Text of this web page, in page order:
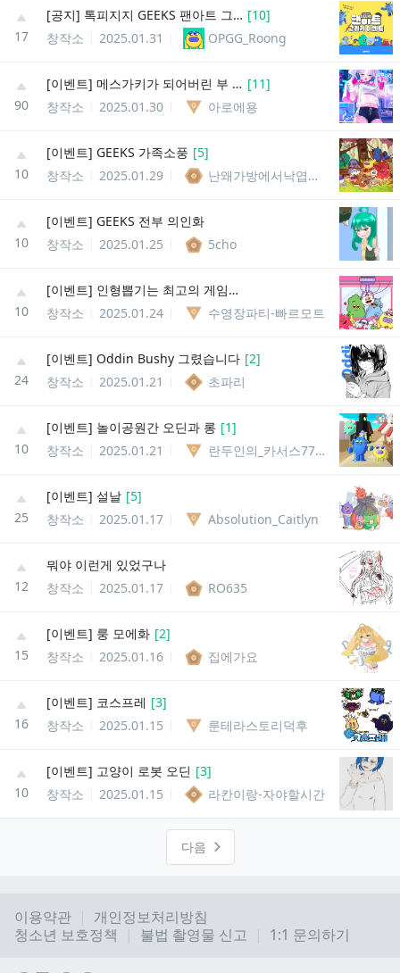
17
[공지] 톡피지지 GEEKS 팬아트 그리기 이벤트 당첨자 발표 [10]
창작소
2025.01.31 OPGG_Roong
90
[이벤트] 메스가키가 되어버린 부 모에화 [11]
창작소
2025.01.30 아로에용
10
[이벤트] GEEKS 가족소풍 [5]
창작소
2025.01.29 난왜가방에서낙엽이나올까
10
[이벤트] GEEKS 전부 의인화
창작소
2025.01.25 5cho
10
[이벤트] 인형뽑기는 최고의 게임이라구
창작소
2025.01.24 수영장파티-빠르모트
24
[이벤트] Oddin Bushy 그렸습니다 [2]
창작소
2025.01.21 초파리
10
[이벤트] 놀이공원간 오딘과 롱 [1]
창작소
2025.01.21 란두인의_카서스779913211957
25
[이벤트] 설날 [5]
창작소
2025.01.17 Absolution_Caitlyn
12
뭐야 이런게 있었구나
창작소
2025.01.17 RO635
15
[이벤트] 룽 모에화 [2]
창작소
2025.01.16 집에가요
16
[이벤트] 코스프레 [3]
창작소
2025.01.15 룬테라스토리덕후
10
[이벤트] 고양이 로봇 오딘 [3]
창작소
2025.01.15 라칸이랑-자야할시간
다음
이용약관
개인정보처리방침
청소년 보호정책
불법 촬영물 신고 1:1 문의하기